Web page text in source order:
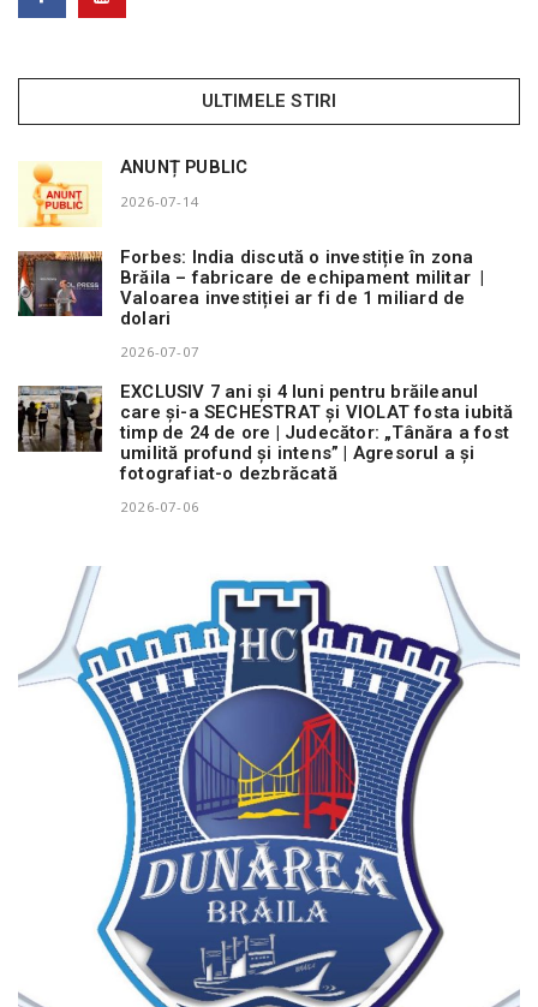
ULTIMELE STIRI
ANUNȚ PUBLIC
2026-07-14
Forbes: India discută o investiție în zona
Brăila – fabricare de echipament militar |
Valoarea investiției ar fi de 1 miliard de
dolari
2026-07-07
EXCLUSIV 7 ani și 4 luni pentru brăileanul
care și-a SECHESTRAT și VIOLAT fosta iubită
timp de 24 de ore | Judecător: „Tânăra a fost
umilită profund și intens” | Agresorul a și
fotografiat-o dezbrăcată
2026-07-06